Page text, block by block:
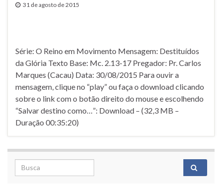
31 de agosto de 2015
Série: O Reino em Movimento Mensagem: Destituí­dos
da Glória Texto Base: Mc. 2.13-17 Pregador: Pr. Carlos
Marques (Cacau) Data: 30/08/2015 Para ouvir a
mensagem, clique no “play” ou faça o download clicando
sobre o link com o botão direito do mouse e escolhendo
“Salvar destino como…”: Download – (32,3 MB –
Duração 00:35:20)
Search for: